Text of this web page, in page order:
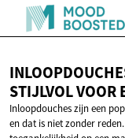
STIJLVOL VOOR
Inloopdouches zijn een
en dat is niet zonder